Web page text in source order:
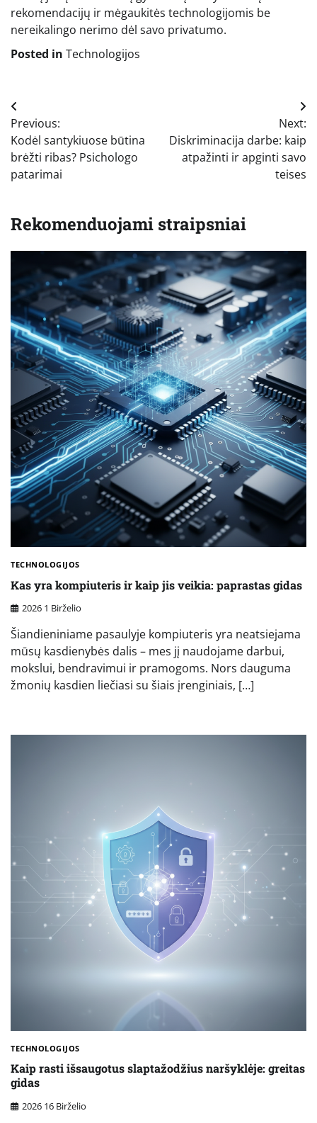
rekomendacijų ir mėgaukitės technologijomis be
nereikalingo nerimo dėl savo privatumo.
Posted in Technologijos
Navigacija
tarp
įrašų
Previous:
Kodėl santykiuose būtina
brėžti ribas? Psichologo
patarimai
Next:
Diskriminacija darbe: kaip
atpažinti ir apginti savo
teises
Rekomenduojami straipsniai
TECHNOLOGIJOS
Kas yra kompiuteris ir kaip jis veikia: paprastas gidas
2026 1 Birželio
Šiandieniniame pasaulyje kompiuteris yra neatsiejama
mūsų kasdienybės dalis – mes jį naudojame darbui,
mokslui, bendravimui ir pramogoms. Nors dauguma
žmonių kasdien liečiasi su šiais įrenginiais, […]
TECHNOLOGIJOS
Kaip rasti išsaugotus slaptažodžius naršyklėje: greitas
gidas
2026 16 Birželio